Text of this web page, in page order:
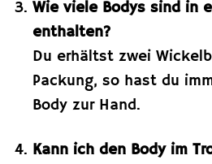
Wie viele Bodys sind in
enthalten?
Du erhältst zwei
Packung, so hast du
Body zur Hand.
Kann ich den Body im